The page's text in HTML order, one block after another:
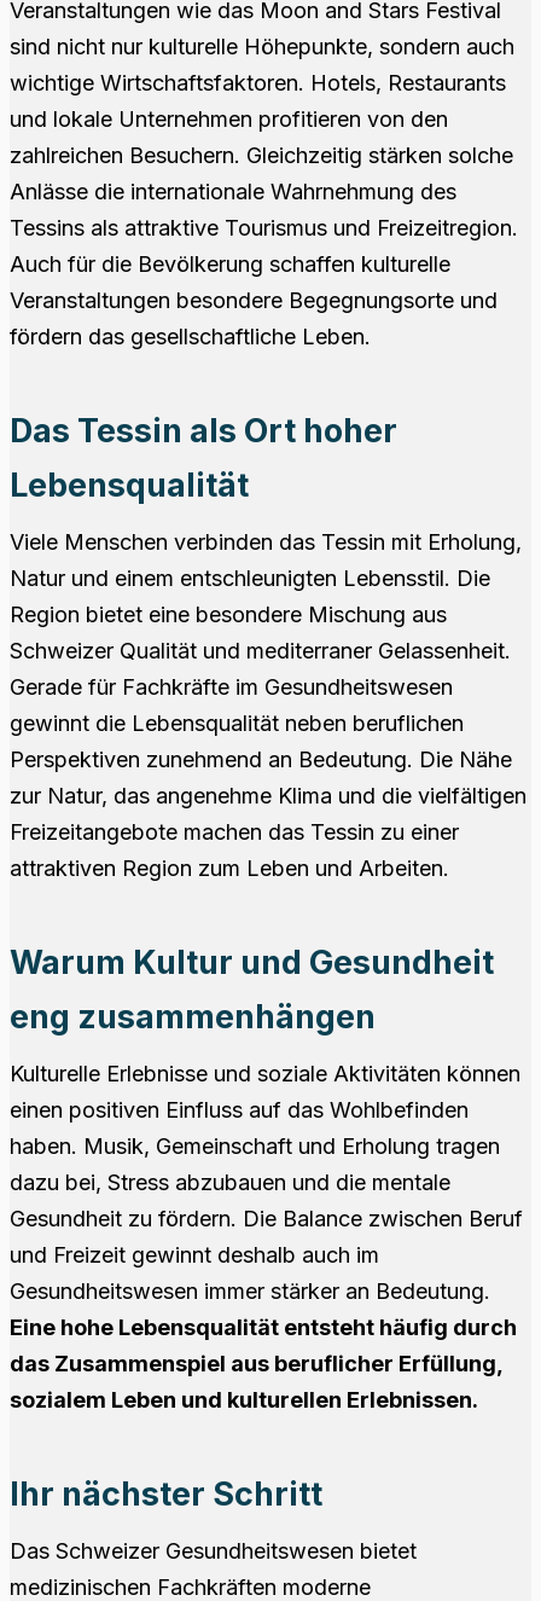
Veranstaltungen wie das Moon and Stars Festival
sind nicht nur kulturelle Höhepunkte, sondern auch
wichtige Wirtschaftsfaktoren. Hotels, Restaurants
und lokale Unternehmen profitieren von den
zahlreichen Besuchern. Gleichzeitig stärken solche
Anlässe die internationale Wahrnehmung des
Tessins als attraktive Tourismus und Freizeitregion.
Auch für die Bevölkerung schaffen kulturelle
Veranstaltungen besondere Begegnungsorte und
fördern das gesellschaftliche Leben.
Das Tessin als Ort hoher
Lebensqualität
Viele Menschen verbinden das Tessin mit Erholung,
Natur und einem entschleunigten Lebensstil. Die
Region bietet eine besondere Mischung aus
Schweizer Qualität und mediterraner Gelassenheit.
Gerade für Fachkräfte im Gesundheitswesen
gewinnt die Lebensqualität neben beruflichen
Perspektiven zunehmend an Bedeutung. Die Nähe
zur Natur, das angenehme Klima und die vielfältigen
Freizeitangebote machen das Tessin zu einer
attraktiven Region zum Leben und Arbeiten.
Warum Kultur und Gesundheit
eng zusammenhängen
Kulturelle Erlebnisse und soziale Aktivitäten können
einen positiven Einfluss auf das Wohlbefinden
haben. Musik, Gemeinschaft und Erholung tragen
dazu bei, Stress abzubauen und die mentale
Gesundheit zu fördern. Die Balance zwischen Beruf
und Freizeit gewinnt deshalb auch im
Gesundheitswesen immer stärker an Bedeutung.
Eine hohe Lebensqualität entsteht häufig durch
das Zusammenspiel aus beruflicher Erfüllung,
sozialem Leben und kulturellen Erlebnissen.
Ihr nächster Schritt
Das Schweizer Gesundheitswesen bietet
medizinischen Fachkräften moderne